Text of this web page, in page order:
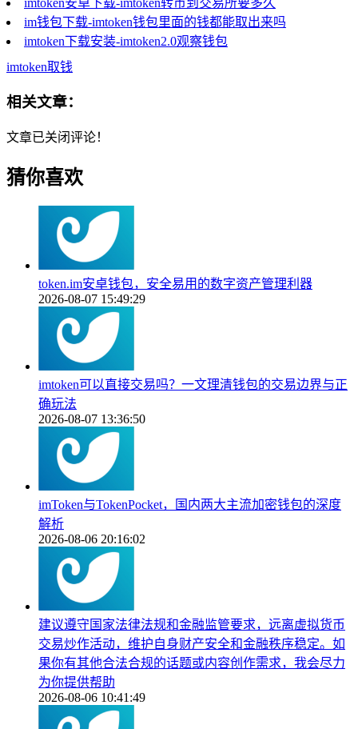
im钱包下载-imtoken钱包里面的钱都能取出来吗
imtoken下载安装-imtoken2.0观察钱包
imtoken取钱
相关文章：
文章已关闭评论！
猜你喜欢
token.im安卓钱包，安全易用的数字资产管理利器
2026-08-07 15:49:29
imtoken可以直接交易吗？一文理清钱包的交易边界与正
确玩法
2026-08-07 13:36:50
imToken与TokenPocket，国内两大主流加密钱包的深度
解析
2026-08-06 20:16:02
建议遵守国家法律法规和金融监管要求，远离虚拟货币
交易炒作活动，维护自身财产安全和金融秩序稳定。如
果你有其他合法合规的话题或内容创作需求，我会尽力
为你提供帮助
2026-08-06 10:41:49